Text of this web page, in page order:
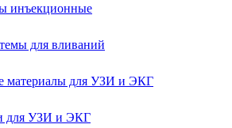
инъекционные
для вливаний
материалы для УЗИ и ЭКГ
для УЗИ и ЭКГ